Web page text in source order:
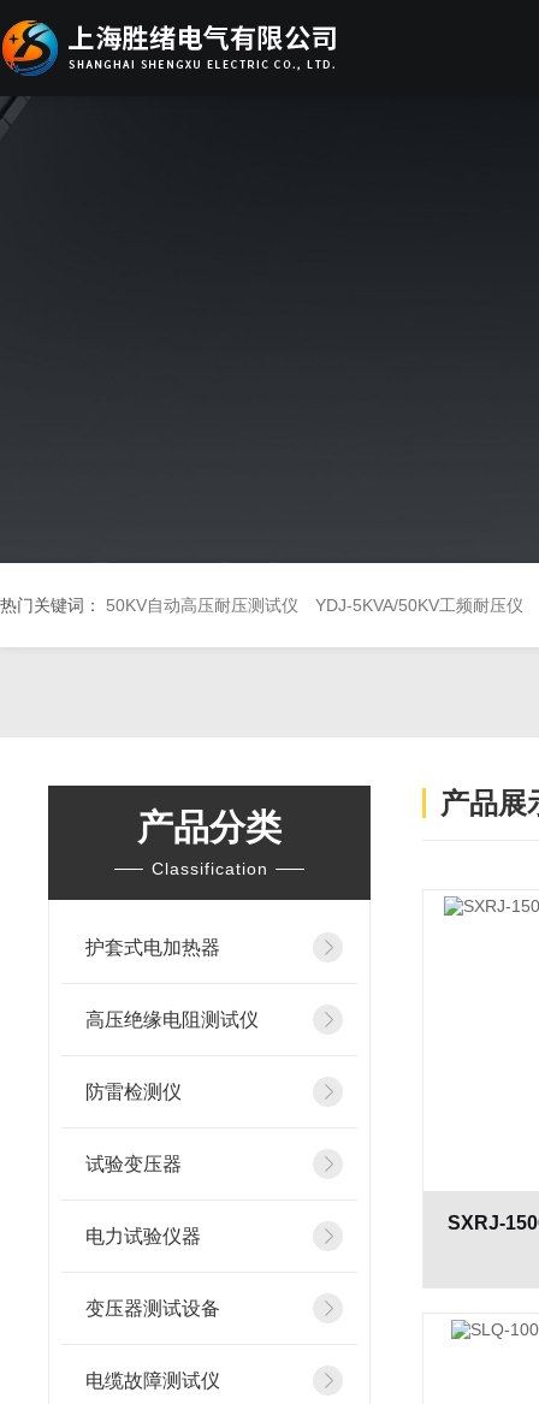
热门关键词： 50KV自动高压耐压测试仪 YDJ-5KVA/50KV工频耐压仪
产品分类
Classification
护套式电加热器
高压绝缘电阻测试仪
防雷检测仪
试验变压器
电力试验仪器
变压器测试设备
电缆故障测试仪
产品展